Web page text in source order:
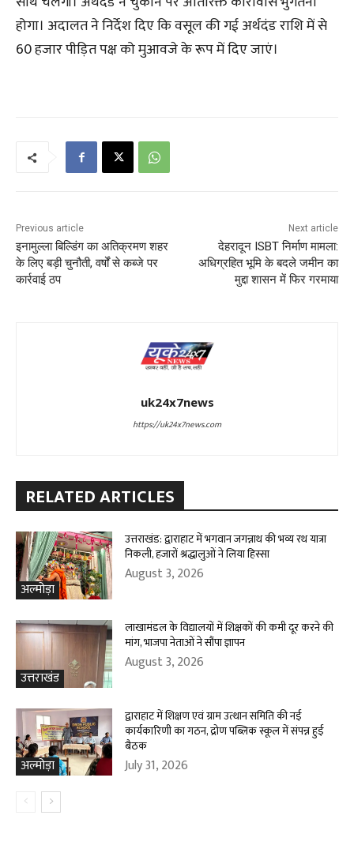
होगा। अदालत ने निर्देश दिए कि वसूल की गई अर्थदंड राशि में से
60 हजार पीड़ित पक्ष को मुआवजे के रूप में दिए जाएं।
Previous article
इनामुल्ला बिल्डिंग का अतिक्रमण शहर
के लिए बड़ी चुनौती, वर्षों से कब्जे पर
कार्रवाई ठप
Next article
देहरादून ISBT निर्माण मामला:
अधिग्रहित भूमि के बदले जमीन का
मुद्दा शासन में फिर गरमाया
uk24x7news
https://uk24x7news.com
RELATED ARTICLES
अल्मोड़ा
उत्तराखंड: द्वाराहाट में भगवान जगन्नाथ की भव्य रथ यात्रा
निकली, हजारों श्रद्धालुओं ने लिया हिस्सा
August 3, 2026
उत्तराखंड
लाखामंडल के विद्यालयों में शिक्षकों की कमी दूर करने की
मांग, भाजपा नेताओं ने सौंपा ज्ञापन
August 3, 2026
अल्मोड़ा
द्वाराहाट में शिक्षण एवं ग्राम उत्थान समिति की नई
कार्यकारिणी का गठन, द्रोण पब्लिक स्कूल में संपन्न हुई
बैठक
July 31, 2026